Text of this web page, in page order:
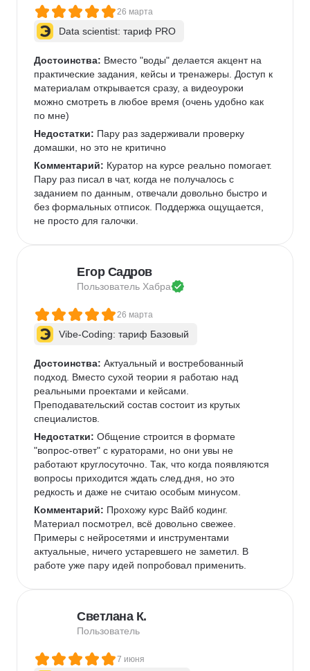
26 марта
Data scientist: тариф PRO
Достоинства: Вместо "воды" делается акцент на
практические задания, кейсы и тренажеры. Доступ к
материалам открывается сразу, а видеоуроки
можно смотреть в любое время (очень удобно как
по мне)
Недостатки: Пару раз задерживали проверку
домашки, но это не критично
Комментарий: Куратор на курсе реально помогает.
Пару раз писал в чат, когда не получалось с
заданием по данным, отвечали довольно быстро и
без формальных отписок. Поддержка ощущается,
не просто для галочки.
Егор Садров
Пользователь Хабра
26 марта
Vibe-Coding: тариф Базовый
Достоинства: Актуальный и востребованный
подход. Вместо сухой теории я работаю над
реальными проектами и кейсами.
Преподавательский состав состоит из крутых
специалистов.
Недостатки: Общение строится в формате
"вопрос-ответ" с кураторами, но они увы не
работают круглосуточно. Так, что когда появляются
вопросы приходится ждать след.дня, но это
редкость и даже не считаю особым минусом.
Комментарий: Прохожу курс Вайб кодинг.
Материал посмотрел, всё довольно свежее.
Примеры с нейросетями и инструментами
актуальные, ничего устаревшего не заметил. В
работе уже пару идей попробовал применить.
Светлана К.
Пользователь
7 июня